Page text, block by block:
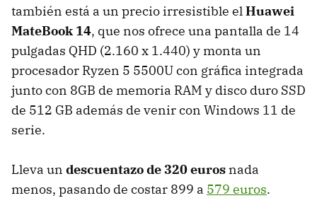
también está a un precio irresistible elHuawei
MateBook 14, que nos ofrece una pantalla de 14
pulgadas QHD (2.160 x 1.440) y monta un
procesador Ryzen 5 5500U con gráfica integrada
junto con 8GB de memoria RAM y disco duro SSD
de 512 GB además de venir con Windows 11 de
serie.
Lleva un descuentazo de 320 euros nada
menos, pasando de costar 899 a 579 euros.